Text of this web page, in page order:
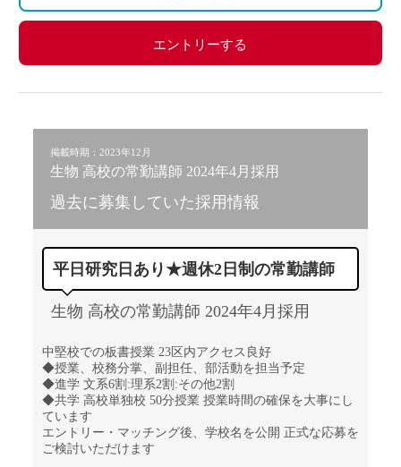
エントリーする
掲載時期：2023年12月
生物 高校の常勤講師 2024年4月採用
過去に募集していた採用情報
平日研究日あり★週休2日制の常勤講師
生物 高校の常勤講師 2024年4月採用
中堅校での板書授業 23区内アクセス良好
◆授業、校務分掌、副担任、部活動を担当予定
◆進学 文系6割:理系2割:その他2割
◆共学 高校単独校 50分授業 授業時間の確保を大事にし
ています
エントリー・マッチング後、学校名を公開 正式な応募を
ご検討いただけます